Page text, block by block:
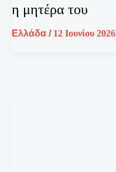
η μητέρα του
Ελλάδα / 12 Ιουνίου 2026